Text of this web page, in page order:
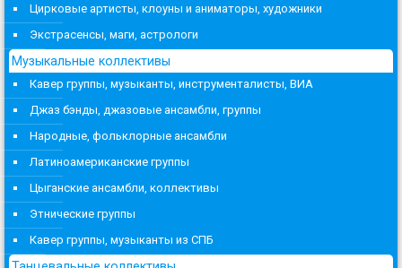
Цирковые артисты, клоуны и аниматоры, художники
Экстрасенсы, маги, астрологи
Музыкальные коллективы
Кавер группы, музыканты, инструменталисты, ВИА
Джаз бэнды, джазовые ансамбли, группы
Народные, фольклорные ансамбли
Латиноамериканские группы
Цыганские ансамбли, коллективы
Этнические группы
Кавер группы, музыканты из СПБ